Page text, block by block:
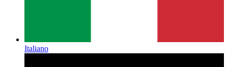
Italiano